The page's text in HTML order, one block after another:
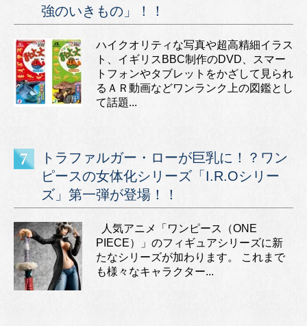
強のいきもの」！！
ハイクオリティな写真や超高精細イラス
ト、イギリスBBC制作のDVD、スマー
トフォンやタブレットをかざして見られ
るＡＲ動画などワンランク上の図鑑とし
て話題...
トラファルガー・ローが巨乳に！？ワン
ピースの女体化シリーズ「I.R.Oシリー
ズ」第一弾が登場！！
人気アニメ「ワンピース（ONE
PIECE）」のフィギュアシリーズに新
たなシリーズが加わります。 これまで
も様々なキャラクター...